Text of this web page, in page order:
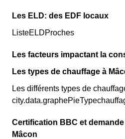
Les ELD: des EDF locaux
ListeELDProches
Les facteurs impactant la
Les types de chauffage à
Les différents types de
Certification BBC et
Mâcon